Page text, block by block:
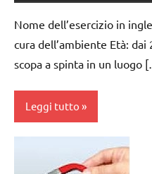
PER ETA'
ARTICOLI
PRATICA
Nome dell’esercizio in
cura dell’ambiente Età:
scopa a spinta in un luogo
Leggi tutto
dell'ambiente